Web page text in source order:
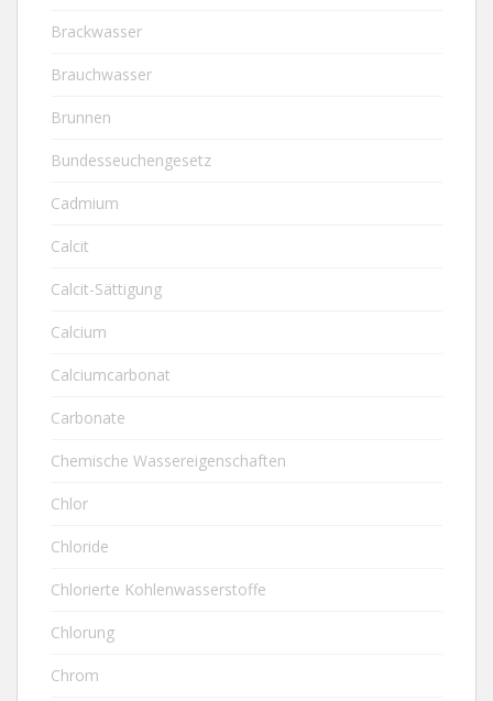
Brackwasser
Brauchwasser
Brunnen
Bundesseuchengesetz
Cadmium
Calcit
Calcit-Sättigung
Calcium
Calciumcarbonat
Carbonate
Chemische Wassereigenschaften
Chlor
Chloride
Chlorierte Kohlenwasserstoffe
Chlorung
Chrom